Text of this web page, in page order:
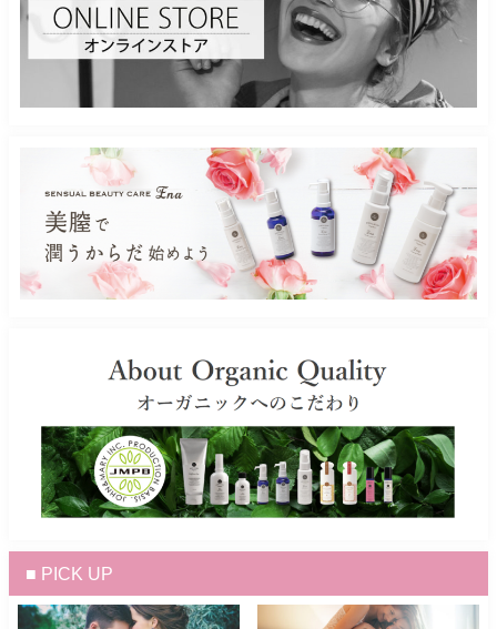
■ PICK UP